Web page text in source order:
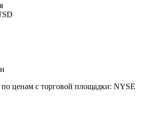
ценам с торговой площадки: NYSE